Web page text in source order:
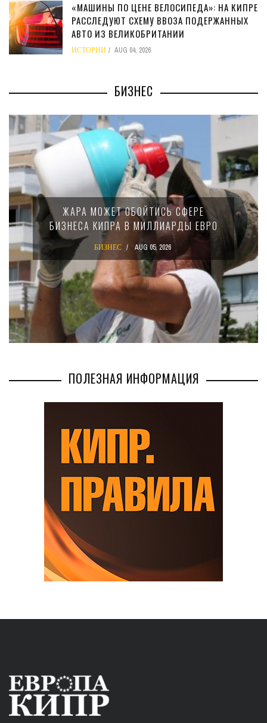
«МАШИНЫ ПО ЦЕНЕ ВЕЛОСИПЕДА»: НА КИПРЕ
РАССЛЕДУЮТ СХЕМУ ВВОЗА ПОДЕРЖАННЫХ
АВТО ИЗ ВЕЛИКОБРИТАНИИ
ИСТОРИИ AUG 04, 2026
БИЗНЕС
ЖАРА МОЖЕТ ОБОЙТИСЬ СФЕРЕ
БИЗНЕСА КИПРА В МИЛЛИАРДЫ ЕВРО
БИЗНЕС AUG 05, 2026
ПОЛЕЗНАЯ ИНФОРМАЦИЯ